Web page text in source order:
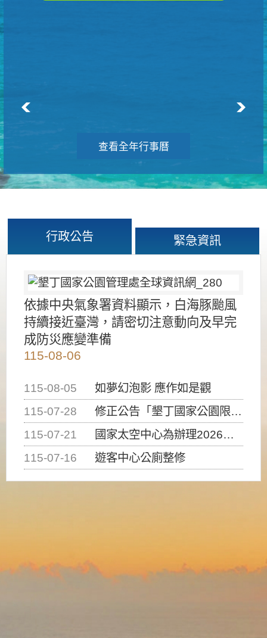
查看全年行事曆
行政公告 緊急資訊
依據中央氣象署資料顯示，白海豚颱風
持續接近臺灣，請密切注意動向及早完
成防災應變準備
115-08-06
115-08-05
如夢幻泡影 應作如是觀
115-07-28
修正公告「墾丁國家公園限制水域遊憩活動之種類、範圍、時間及行為」，自即日生效。
115-07-21
國家太空中心為辦理2026台灣盃火箭競賽，陸、海、空域警戒及協調相關事宜，因颱風備案事宜
115-07-16
遊客中心公廁整修